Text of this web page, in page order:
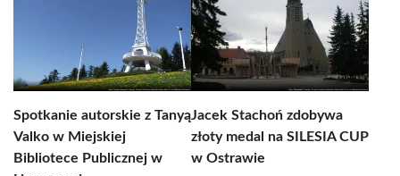
Spotkanie autorskie z Tanyą
Valko w Miejskiej
Bibliotece Publicznej w
Jacek Stachoń zdobywa
złoty medal na SILESIA CUP
w Ostrawie